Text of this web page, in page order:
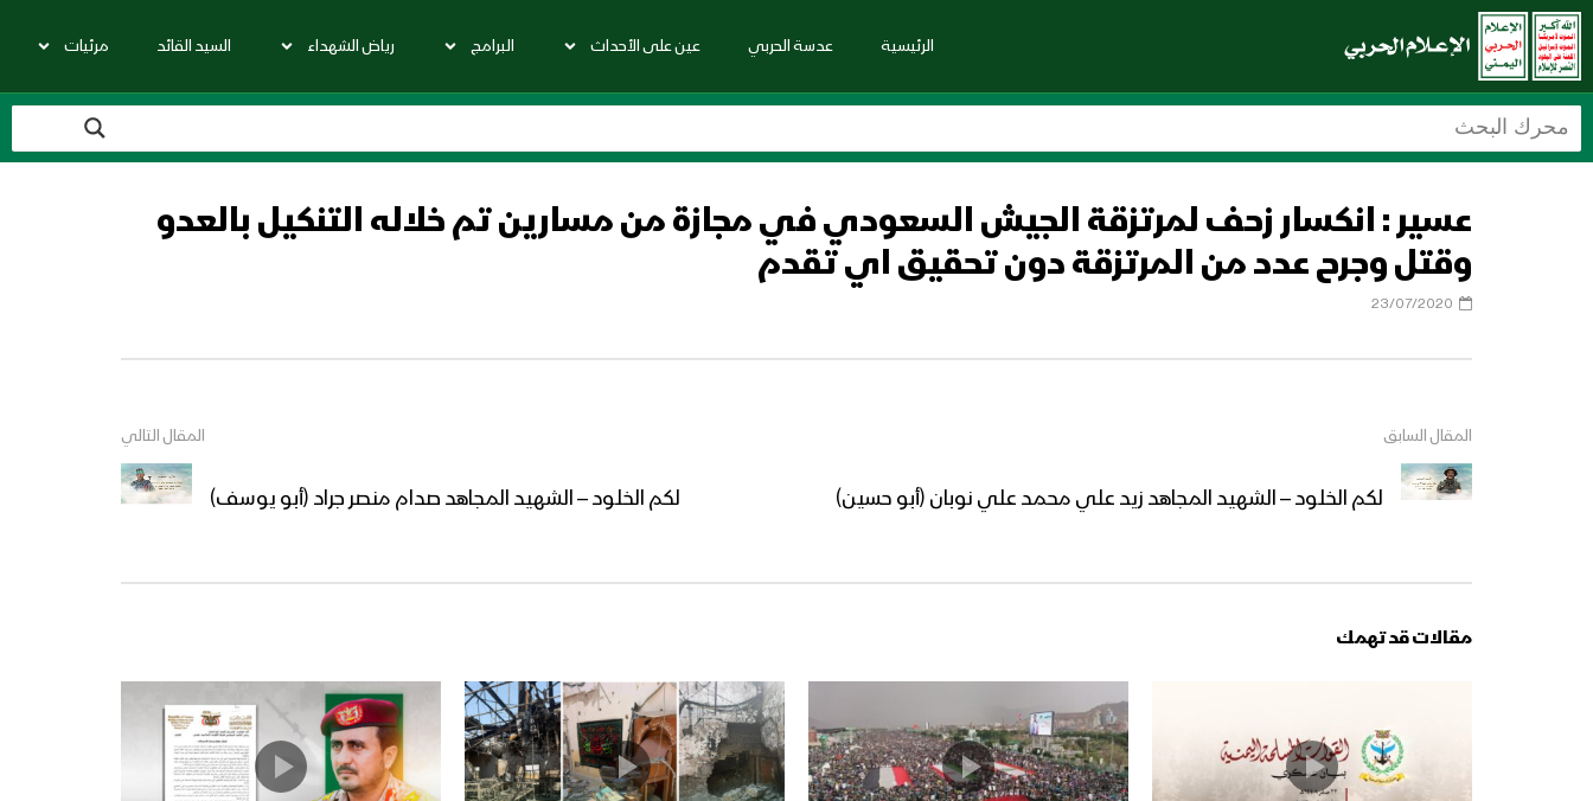
الرئيسية عدسة الحربي عين على الأحداث البرامج رياض الشهداء السيد القائد مرئيات
عسير : انكسار زحف لمرتزقة الجيش السعودي في مجازة من مسارين تم خلاله التنكيل بالعدو
وقتل وجرح عدد من المرتزقة دون تحقيق اي تقدم
23/07/2020
المقال السابق
لكم الخلود – الشهيد المجاهد زيد علي محمد علي نوبان (أبو حسين)
المقال التالي
لكم الخلود – الشهيد المجاهد صدام منصر جراد (أبو يوسف)
مقالات قد تهمك